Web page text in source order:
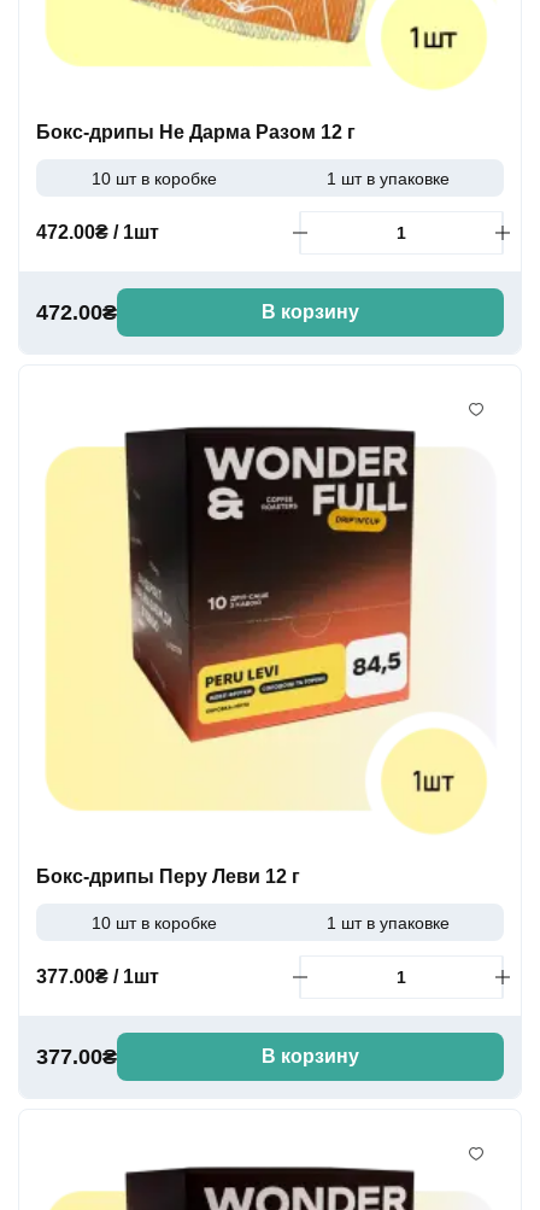
Бокс-дрипы Не Дарма Разом 12 г
10 шт в коробке 1 шт в упаковке
472.00₴ / 1шт
472.00₴ В корзину
Бокс-дрипы Перу Леви 12 г
10 шт в коробке 1 шт в упаковке
377.00₴ / 1шт
377.00₴ В корзину